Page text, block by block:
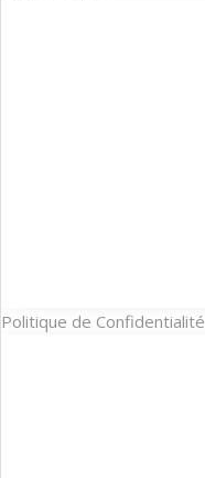
Politique de Confidentialité